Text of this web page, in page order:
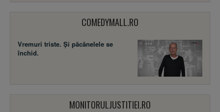
COMEDYMALL.RO
Vremuri triste. Şi păcănelele se
închid.
MONITORULJUSTITIEI.RO